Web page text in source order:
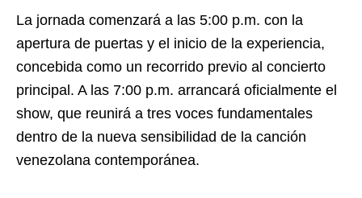
La jornada comenzará a las 5:00 p.m. con la
apertura de puertas y el inicio de la experiencia,
concebida como un recorrido previo al concierto
principal. A las 7:00 p.m. arrancará oficialmente el
show, que reunirá a tres voces fundamentales
dentro de la nueva sensibilidad de la canción
venezolana contemporánea.